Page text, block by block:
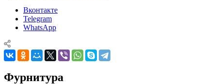
Вконтакте
Telegram
WhatsApp
Фурнитура